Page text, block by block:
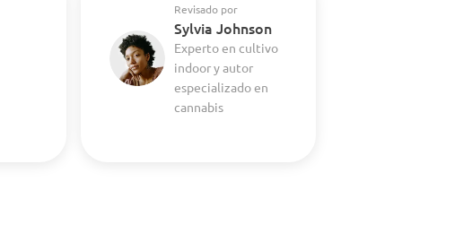
Revisado por
Sylvia Johnson
Experto en cultivo
indoor y autor
especializado en
cannabis